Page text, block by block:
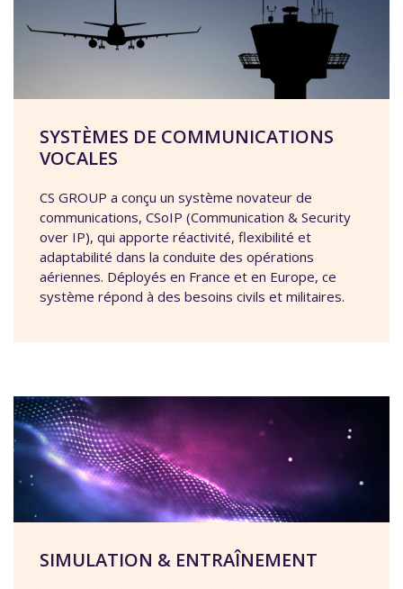
SYSTÈMES DE COMMUNICATIONS
VOCALES
CS GROUP a conçu un système novateur de
communications, CSoIP (Communication & Security
over IP), qui apporte réactivité, flexibilité et
adaptabilité dans la conduite des opérations
aériennes. Déployés en France et en Europe, ce
système répond à des besoins civils et militaires.
SIMULATION & ENTRAÎNEMENT